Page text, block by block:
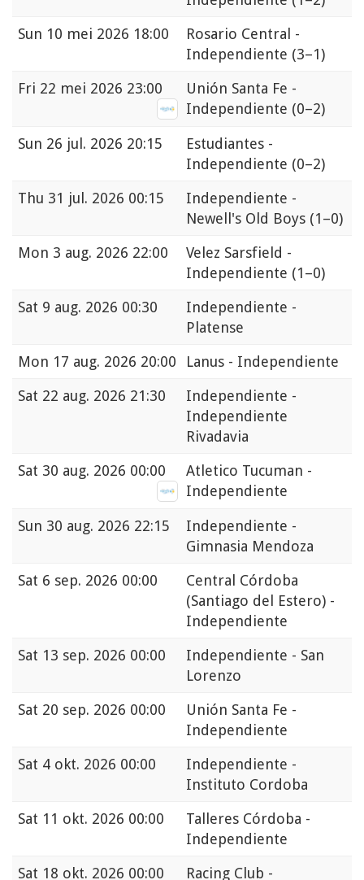
Sun 10 mei 2026 18:00
Rosario Central -
Independiente (3–1)
Fri 22 mei 2026 23:00
Unión Santa Fe -
Independiente (0–2)
Sun 26 jul. 2026 20:15
Estudiantes -
Independiente (0–2)
Thu 31 jul. 2026 00:15
Independiente -
Newell's Old Boys (1–0)
Mon 3 aug. 2026 22:00
Velez Sarsfield -
Independiente (1–0)
Sat 9 aug. 2026 00:30
Independiente -
Platense
Mon 17 aug. 2026 20:00
Lanus - Independiente
Sat 22 aug. 2026 21:30
Independiente -
Independiente
Rivadavia
Sat 30 aug. 2026 00:00
Atletico Tucuman -
Independiente
Sun 30 aug. 2026 22:15
Independiente -
Gimnasia Mendoza
Sat 6 sep. 2026 00:00
Central Córdoba
(Santiago del Estero) -
Independiente
Sat 13 sep. 2026 00:00
Independiente - San
Lorenzo
Sat 20 sep. 2026 00:00
Unión Santa Fe -
Independiente
Sat 4 okt. 2026 00:00
Independiente -
Instituto Cordoba
Sat 11 okt. 2026 00:00
Talleres Córdoba -
Independiente
Sat 18 okt. 2026 00:00
Racing Club -